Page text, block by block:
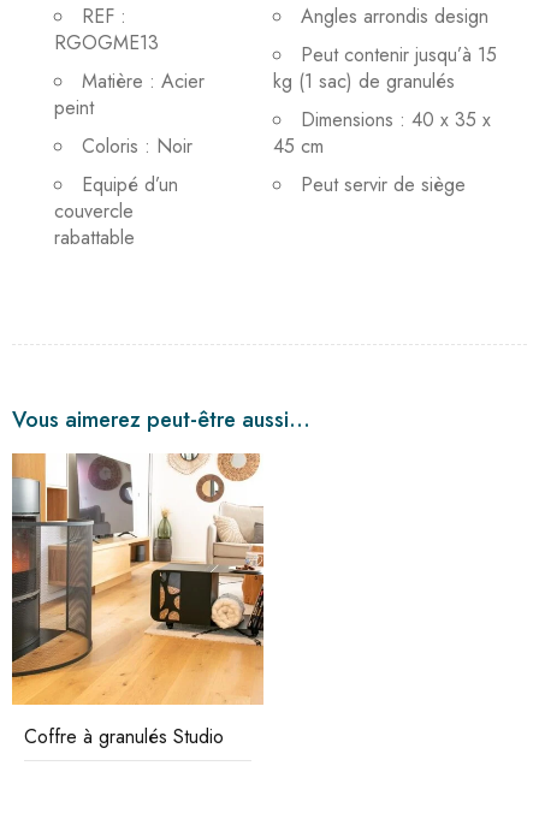
REF :
RGOGME13
Matière : Acier
peint
Coloris : Noir
Equipé d’un
couvercle
rabattable
Angles arrondis design
Peut contenir jusqu’à 15
kg (1 sac) de granulés
Dimensions : 40 x 35 x
45 cm
Peut servir de siège
Vous aimerez peut-être aussi…
Coffre à granulés Studio